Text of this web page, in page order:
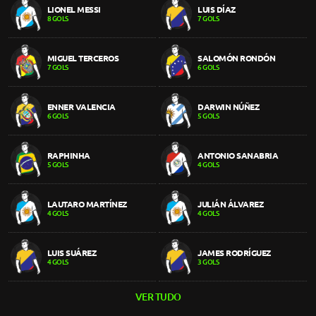
LIONEL MESSI
8 GOLS
LUIS DÍAZ
7 GOLS
MIGUEL TERCEROS
7 GOLS
SALOMÓN RONDÓN
6 GOLS
ENNER VALENCIA
6 GOLS
DARWIN NÚÑEZ
5 GOLS
RAPHINHA
5 GOLS
ANTONIO SANABRIA
4 GOLS
LAUTARO MARTÍNEZ
4 GOLS
JULIÁN ÁLVAREZ
4 GOLS
LUIS SUÁREZ
4 GOLS
JAMES RODRÍGUEZ
3 GOLS
VER TUDO